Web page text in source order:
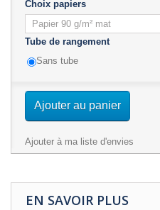
Choix papiers
Tube de rangement
Sans tube
Ajouter au panier
Ajouter à ma liste d'envies
EN SAVOIR PLUS